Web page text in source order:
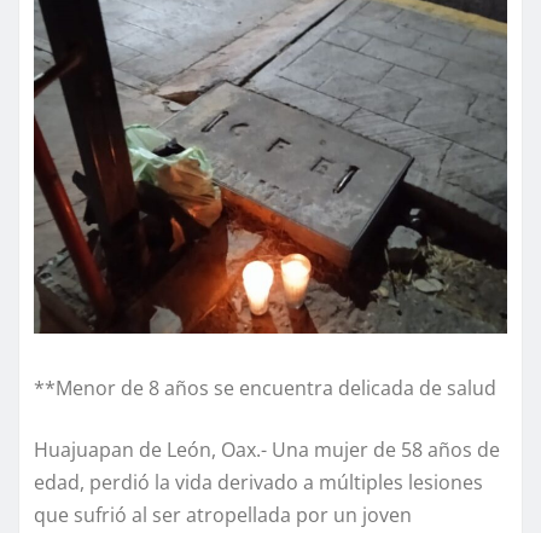
**Menor de 8 años se encuentra delicada de salud
Huajuapan de León, Oax.- Una mujer de 58 años de
edad, perdió la vida derivado a múltiples lesiones
que sufrió al ser atropellada por un joven